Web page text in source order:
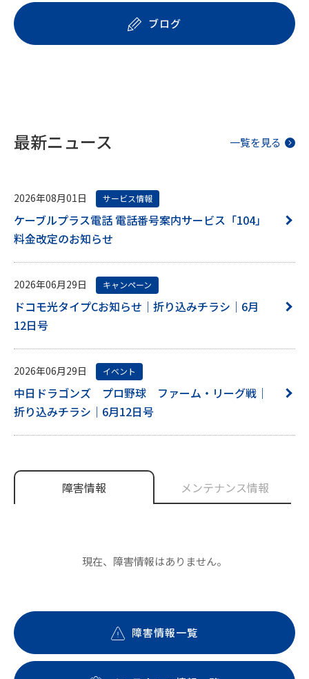
ブログ
最新ニュース 一覧を見る
2026年08月01日 サービス情報
ケーブルプラス電話 電話番号案内サービス「104」
料金改定のお知らせ
2026年06月29日 キャンペーン
ドコモ光タイプCお知らせ｜折り込みチラシ｜6月
12日号
2026年06月29日 イベント
中日ドラゴンズ プロ野球 ファーム・リーグ戦｜
折り込みチラシ｜6月12日号
障害情報 メンテナンス情報
現在、障害情報はありません。
障害情報一覧